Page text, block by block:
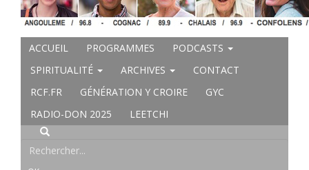
ACCUEIL PROGRAMMES
PODCASTS
SPIRITUALITÉ
ARCHIVES
CONTACT
RCF.FR
GÉNÉRATION Y CROIRE
GYC
RADIO-DON 2025
LEETCHI